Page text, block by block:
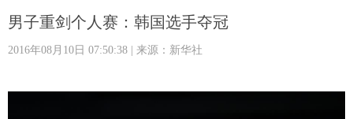
港澳 台湾 华人
科技 能源
男子重剑个人赛：韩国选手夺冠
2016年08月10日 07:50:38 | 来源：新华社